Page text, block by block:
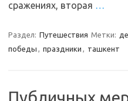
сражениях, вторая …
Раздел: Путешествия Метки:
победы , праздники , ташкент
Публичных